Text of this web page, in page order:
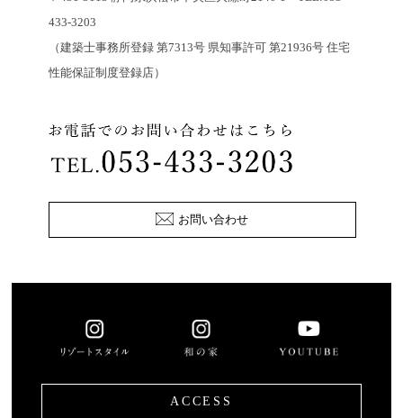
433-3203
（建築士事務所登録 第7313号 県知事許可 第21936号 住宅
性能保証制度登録店）
お問い合わせ
ACCESS